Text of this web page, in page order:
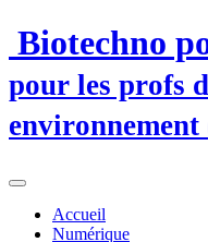
Biotechno
pour les profs
Accueil
Numérique